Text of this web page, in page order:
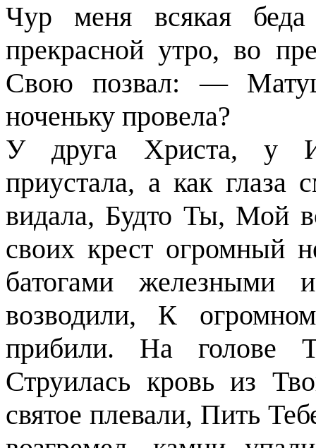
Чур меня всякая
прекрасной утро, во
Свою позвал: —
ноченьку провела?
У друга Христа, у
приустала, а как
видала, Будто Ты, Мой
своих крест огромный
батогами железными
возводили, К
прибили. На голове
Струилась кровь из
святое плевали, Пить